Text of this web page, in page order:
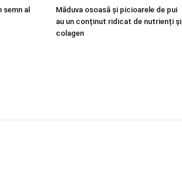
semn al
Măduva osoasă și picioarele de pui
au un conținut ridicat de nutrienți și
colagen